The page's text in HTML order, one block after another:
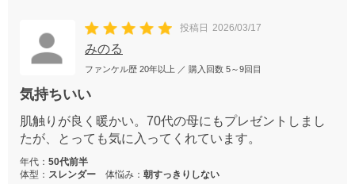
投稿日 2026/03/17
みのる
ファンケル歴 20年以上 ／ 購入回数 5～9回目
気持ちいい
肌触りが良く暖かい。70代の母にもプレゼントしまし
たが、とっても気に入ってくれています。
年代： 50代前半
体型： スレンダー 体悩み： 朝すっきりしない